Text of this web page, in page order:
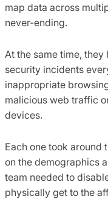
map data across
never-ending.
At the same time,
security incidents
inappropriate
malicious web traffic
devices.
Each one took around
on the demographics
team needed to
physically get to the